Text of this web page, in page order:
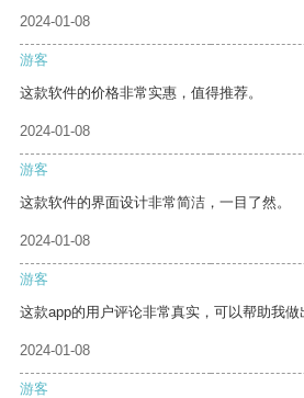
2024-01-08
游客
这款软件的价格非常实惠，值得推荐。
2024-01-08
游客
这款软件的界面设计非常简洁，一目了然。
2024-01-08
游客
这款app的用户评论非常真实，可以帮助我做
2024-01-08
游客